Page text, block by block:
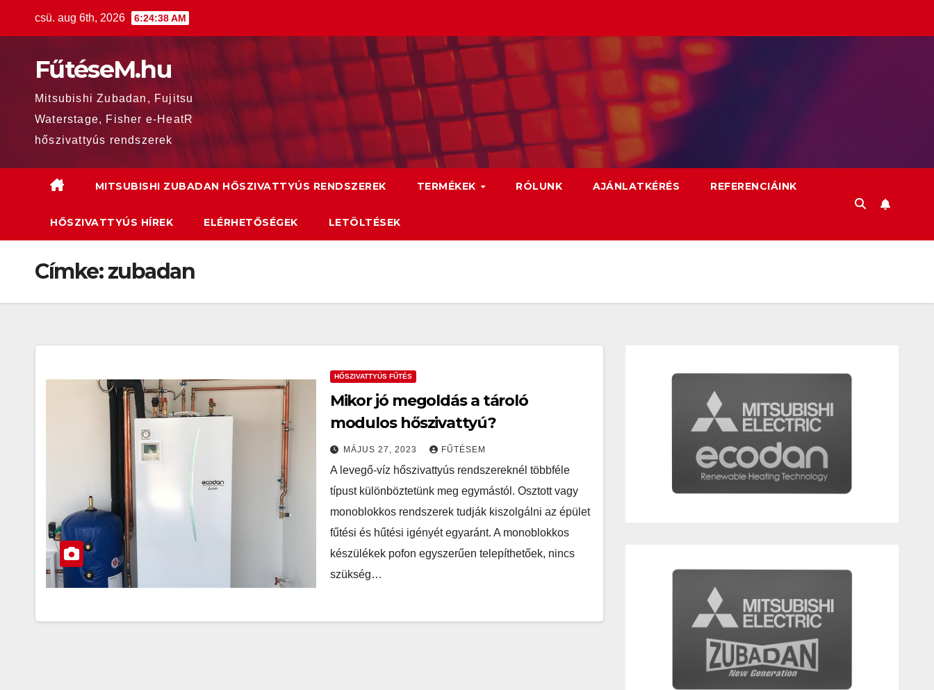
csü. aug 6th, 2026 6:24:39 AM
FűtéseM.hu
Mitsubishi Zubadan, Fujitsu
Waterstage, Fisher e-HeatR
hőszivattyús rendszerek
MITSUBISHI ZUBADAN HŐSZIVATTYÚS RENDSZEREK TERMÉKEK RÓLUNK AJÁNLATKÉRÉS REFERENCIÁINK
HŐSZIVATTYÚS HÍREK ELÉRHETŐSÉGEK LETÖLTÉSEK
Címke:zubadan
HŐSZIVATTYÚS FŰTÉS
Mikor jó megoldás a tároló
modulos hőszivattyú?
MÁJUS 27, 2023 FŰTÉSEM
A levegő-víz hőszivattyús rendszereknél többféle
típust különböztetünk meg egymástól. Osztott vagy
monoblokkos rendszerek tudják kiszolgálni az épület
fűtési és hűtési igényét egyaránt. A monoblokkos
készülékek pofon egyszerűen telepíthetőek, nincs
szükség…